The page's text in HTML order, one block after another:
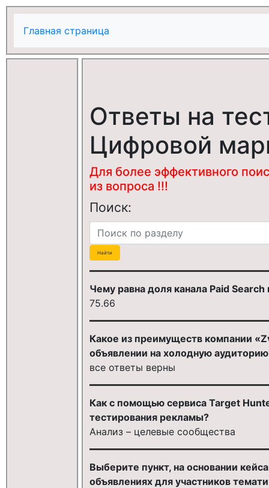
Главная страница
Ответы на
Цифровой
Для более эффективного
из вопроса !!!
Поиск:
Чему равна доля канала Paid
75.66
Какое из преимуществ компании
объявлении на холодную
все ответы верны
Как с помощью сервиса Target
тестирования рекламы?
Анализ – целевые сообщества
Выберите пункт, на основании
объявлениях для участников